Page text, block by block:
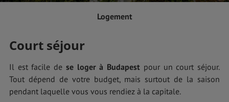
Logement
Court séjour
Il est facile de se loger à Budapest pour un court séjour.
Tout dépend de votre budget, mais surtout de la saison
pendant laquelle vous vous rendiez à la capitale.